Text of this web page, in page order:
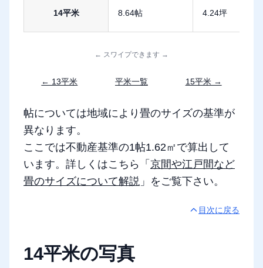
14平米 8.64帖 4.24坪
← スワイプできます →
← 13平米 平米一覧 15平米 →
帖については地域により畳のサイズの基準が
異なります。
ここでは不動産基準の1帖1.62㎡で算出して
います。詳しくはこちら「 京間や江戸間など
畳のサイズについて解説 」をご覧下さい。
目次に戻る
14平米の写真